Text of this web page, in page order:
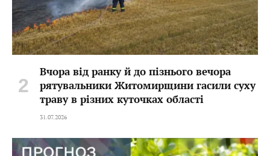
Вчора від ранку й до пізнього вечора
рятувальники Житомирщини гасили суху
траву в різних куточках області
31.07.2026